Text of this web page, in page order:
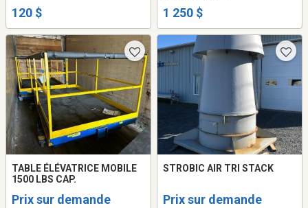
120 $ 1 250 $
TABLE ÉLÉVATRICE MOBILE
1500 LBS CAP.
Prix sur demande
STROBIC AIR TRI STACK
Prix sur demande